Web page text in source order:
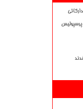
پرسپولیس